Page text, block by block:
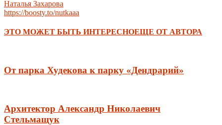
Наталья Захарова
https://boosty.to/nutkaaa
ЭТО МОЖЕТ БЫТЬ ИНТЕРЕСНОЕЩЕ ОТ АВТОРА
От парка Худекова к парку «Дендрарий»
Архитектор Александр Николаевич
Стельмащук